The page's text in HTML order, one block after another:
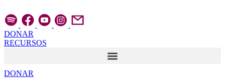
al
contenido
DONAR
RECURSOS
DONAR